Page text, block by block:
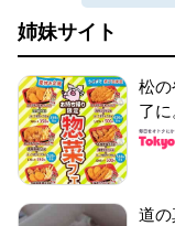
姉妹サイト
松
了
道